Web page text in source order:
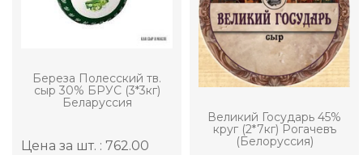
Береза Полесский тв.
сыр 30% БРУС (3*3кг)
Беларуссия
Цена за шт. : 762.00
Великий Государь 45%
круг (2*7кг) Рогачевъ
(Белоруссия)